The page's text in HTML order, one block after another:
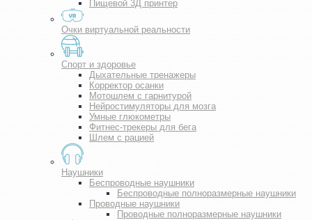
Пищевой 3Д принтер
Очки виртуальной реальности
Спорт и здоровье
Дыхательные тренажеры
Корректор осанки
Мотошлем с гарнитурой
Нейростимуляторы для мозга
Умные глюкометры
Фитнес-трекеры для бега
Шлем с рацией
Наушники
Беспроводные наушники
Беспроводные полноразмерные наушники
Проводные наушники
Проводные полноразмерные наушники